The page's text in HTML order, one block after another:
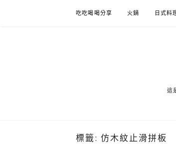
吃吃喝喝分享 火鍋 日式料
這
標籤: 仿木紋止滑拼板